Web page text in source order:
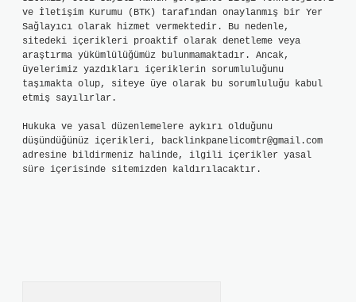
ve İletişim Kurumu (BTK) tarafından onaylanmış bir Yer
Sağlayıcı olarak hizmet vermektedir. Bu nedenle,
sitedeki içerikleri proaktif olarak denetleme veya
araştırma yükümlülüğümüz bulunmamaktadır. Ancak,
üyelerimiz yazdıkları içeriklerin sorumluluğunu
taşımakta olup, siteye üye olarak bu sorumluluğu kabul
etmiş sayılırlar.
Hukuka ve yasal düzenlemelere aykırı olduğunu
düşündüğünüz içerikleri, backlinkpanelicomtr@gmail.com
adresine bildirmeniz halinde, ilgili içerikler yasal
süre içerisinde sitemizden kaldırılacaktır.